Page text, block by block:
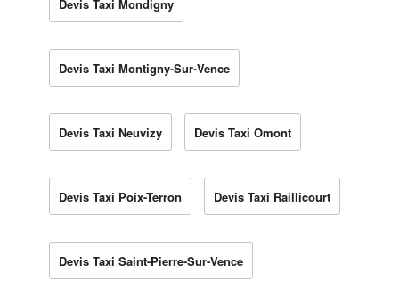
Devis Taxi Mondigny
Devis Taxi Montigny-Sur-Vence
Devis Taxi Neuvizy Devis Taxi Omont
Devis Taxi Poix-Terron Devis Taxi Raillicourt
Devis Taxi Saint-Pierre-Sur-Vence